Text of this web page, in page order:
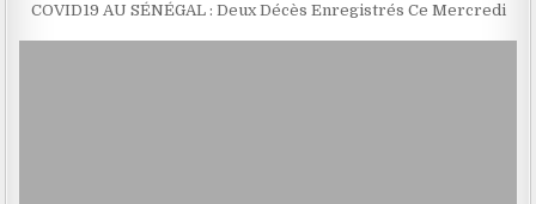
COVID19 AU SÉNÉGAL : Deux Décès Enregistrés Ce Mercredi